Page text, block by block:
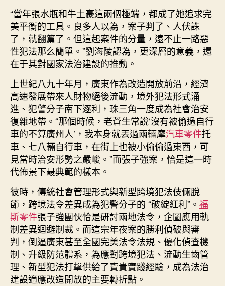
“當年張水瓶和牛土豪這兩個極端，都成了她追求完
美平衡的工具。良多人以為，案子判了、人伏誅
了，就翻篇了。但這起案件的分量，遠不止一路惡
性犯法那么簡單。”劉海陵認為，更深層的意義，還
在于其對國家法治建設的推動。
上世紀八九十年月，廣東作為改造開放前沿，經濟
高速發展帶來人財物絕後流動，境外犯法形式涌
進、犯警分子南下逐利，珠三角一度成為社會治安
復雜地帶。“那個時候，老蒼生常說‘沒有被偷過自行
車的不算廣州人’，我本身就丟過兩輛摩汽車零件托
車、七八輛自行車，在街上也被小偷偷過東西，可
見當時治安形勢之嚴峻。”而張子強案，恰是這一時
代佈景下最典範的樣本。
彼時，傳統社會管理形式與新型跨境犯法伎倆脫
節，跨境法令差異成為犯警分子的 “破綻紅利”。 福
斯零件張子強團伙恰是研討兩地法令，企圖應用軌
制差異迴避制裁。而這宗年夜案的勝利偵破與審
判，倒逼廣東甚至全國完美法令法規、優化偵查機
制、升級防范體系，為應對跨境犯法、流動生齒管
理、新型犯法打擊供給了寶貴實踐經驗，成為法治
建設適應改造開放的主要轉折點。